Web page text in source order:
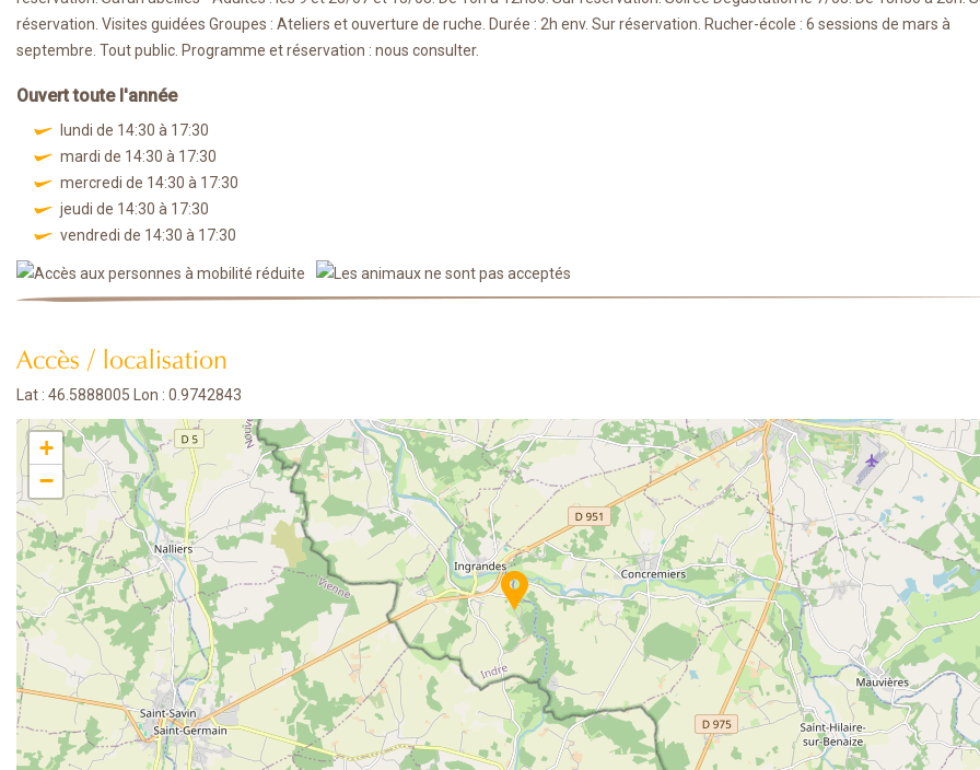
réservation. Visites guidées Groupes : Ateliers et ouverture de ruche. Durée : 2h env. Sur réservation. Rucher-école : 6 sessions de mars à
septembre. Tout public. Programme et réservation : nous consulter.
Ouvert toute l'année
lundi de 14:30 à 17:30
mardi de 14:30 à 17:30
mercredi de 14:30 à 17:30
jeudi de 14:30 à 17:30
vendredi de 14:30 à 17:30
Accès / localisation
Lat : 46.5888005 Lon : 0.9742843
+
−